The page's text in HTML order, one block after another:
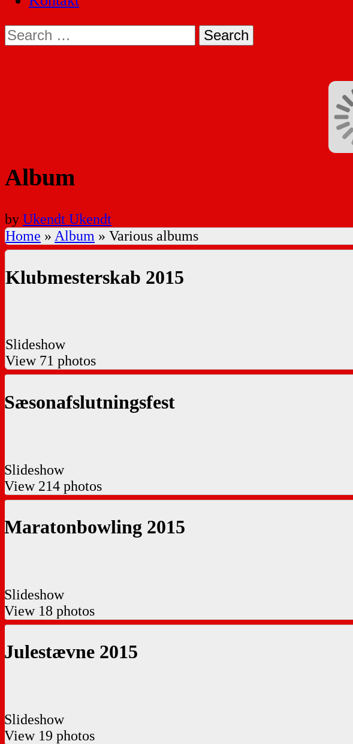
Search
for:
Album
by Ukendt Ukendt
Home » Album » Various albums
Klubmesterskab 2015
Slideshow
View 71 photos
Sæsonafslutningsfest
Slideshow
View 214 photos
Maratonbowling 2015
Slideshow
View 18 photos
Julestævne 2015
Slideshow
View 19 photos